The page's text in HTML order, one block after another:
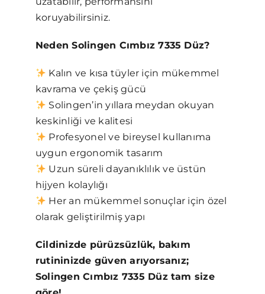
koruyabilirsiniz.
Neden Solingen Cımbız 7335 Düz?
Kalın ve kısa tüyler için mükemmel
kavrama ve çekiş gücü
Solingen’in yıllara meydan okuyan
keskinliği ve kalitesi
Profesyonel ve bireysel kullanıma
uygun ergonomik tasarım
Uzun süreli dayanıklılık ve üstün
hijyen kolaylığı
Her an mükemmel sonuçlar için özel
olarak geliştirilmiş yapı
Cildinizde pürüzsüzlük, bakım
rutininizde güven arıyorsanız;
Solingen Cımbız 7335 Düz tam size